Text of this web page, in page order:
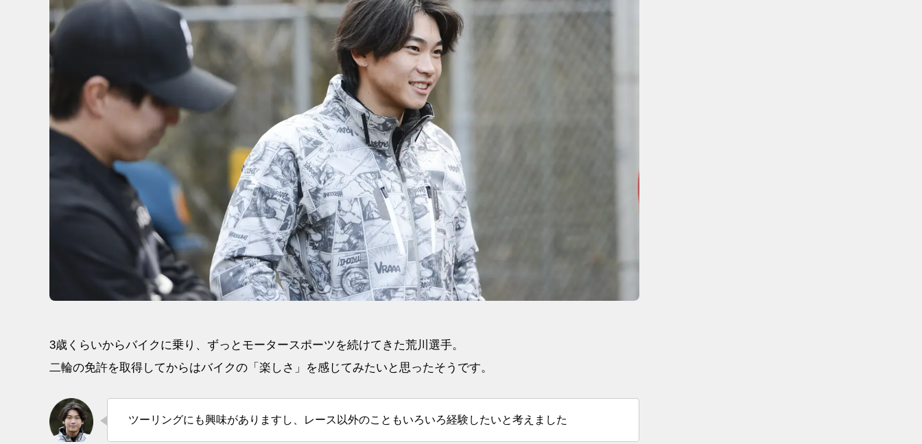
3歳くらいからバイクに乗り、ずっとモータースポーツを続けてきた荒川選手。
二輪の免許を取得してからはバイクの「楽しさ」を感じてみたいと思ったそうです。
ツーリングにも興味がありますし、レース以外のこともいろいろ経験したいと考えました